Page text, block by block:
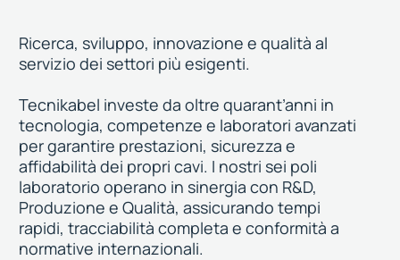
Ricerca, sviluppo, innovazione e qualità al
servizio dei settori più esigenti.
Tecnikabel investe da oltre quarant’anni in
tecnologia, competenze e laboratori avanzati
per garantire prestazioni, sicurezza e
affidabilità dei propri cavi. I nostri sei poli
laboratorio operano in sinergia con R&D,
Produzione e Qualità, assicurando tempi
rapidi, tracciabilità completa e conformità a
normative internazionali.